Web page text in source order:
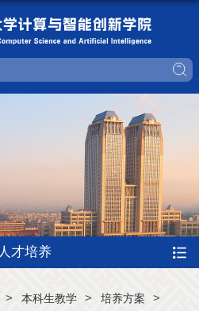
人才培养
> 本科生教学 > 培养方案 >